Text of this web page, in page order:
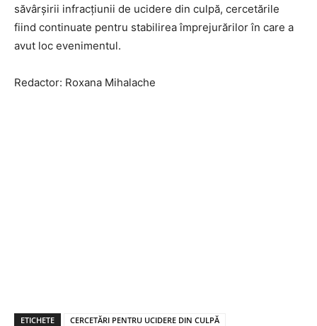
săvârșirii infracțiunii de ucidere din culpă, cercetările
fiind continuate pentru stabilirea împrejurărilor în care a
avut loc evenimentul.
Redactor: Roxana Mihalache
ETICHETE CERCETĂRI PENTRU UCIDERE DIN CULPĂ